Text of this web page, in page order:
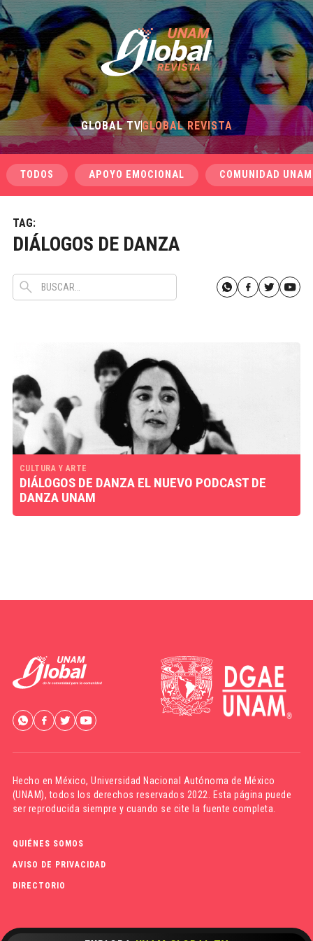
GLOBAL TVGLOBAL REVISTA
TODOS APOYO EMOCIONAL COMUNIDAD UNAM
TAG:
DIÁLOGOS DE DANZA
CULTURA Y ARTE
DIÁLOGOS DE DANZA EL NUEVO PODCAST DE
DANZA UNAM
Hecho en México,Universidad Nacional Autónoma de México
(UNAM), todos los derechos reservados 2022. Esta página puede
ser reproducida siempre y cuando se cite la fuente completa.
QUIÉNES SOMOS
AVISO DE PRIVACIDAD
DIRECTORIO